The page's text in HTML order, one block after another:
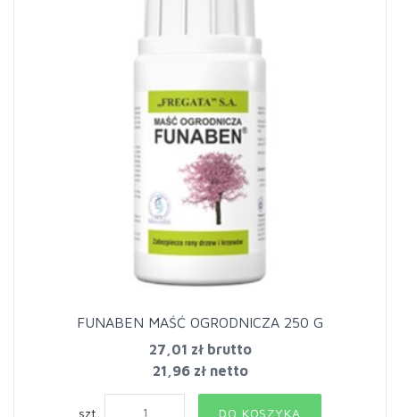
FUNABEN MAŚĆ OGRODNICZA 250 G
27,01 złbrutto
21,96 zł netto
szt. DO KOSZYKA